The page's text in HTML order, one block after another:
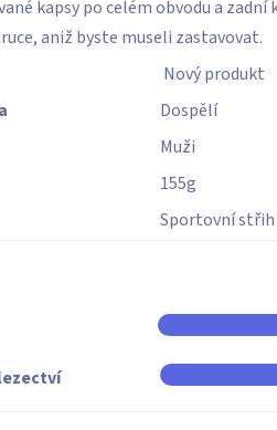
kapsy po celém obvodu a
aniž byste museli zastavovat.
Nový produkt
Dospělí
Muži
155g
Sportovní střih